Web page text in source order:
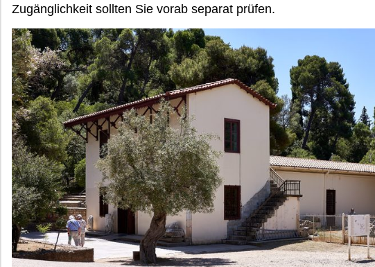
Zugänglichkeit sollten Sie vorab separat prüfen.